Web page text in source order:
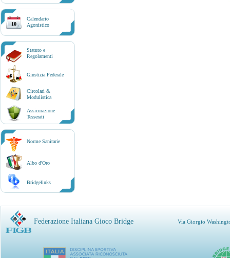
10
Calendario
Agonistico
Statuto e
Regolamenti
Giustizia Federale
Circolari &
Modulistica
Assicurazione
Tesserati
Norme Sanitarie
Albo d'Oro
Bridgelinks
Federazione Italiana Gioco Bridge Via Giorgio